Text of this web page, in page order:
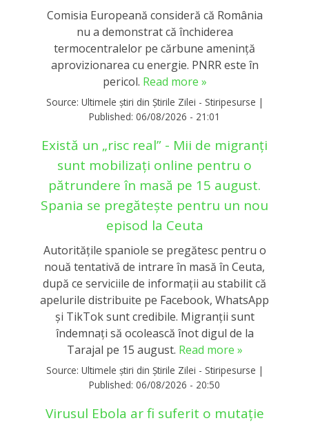
Comisia Europeană consideră că România
nu a demonstrat că închiderea
termocentralelor pe cărbune amenință
aprovizionarea cu energie. PNRR este în
pericol. Read more »
Source: Ultimele știri din Știrile Zilei - Stiripesurse |
Published: 06/08/2026 - 21:01
Există un „risc real” - Mii de migranți
sunt mobilizați online pentru o
pătrundere în masă pe 15 august.
Spania se pregătește pentru un nou
episod la Ceuta
Autoritățile spaniole se pregătesc pentru o
nouă tentativă de intrare în masă în Ceuta,
după ce serviciile de informații au stabilit că
apelurile distribuite pe Facebook, WhatsApp
și TikTok sunt credibile. Migranții sunt
îndemnați să ocolească înot digul de la
Tarajal pe 15 august. Read more »
Source: Ultimele știri din Știrile Zilei - Stiripesurse |
Published: 06/08/2026 - 20:50
Virusul Ebola ar fi suferit o mutație